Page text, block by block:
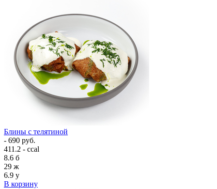
Блины с телятиной
- 690 руб.
411.2 - ccal
8.6 б
29 ж
6.9 у
В корзину